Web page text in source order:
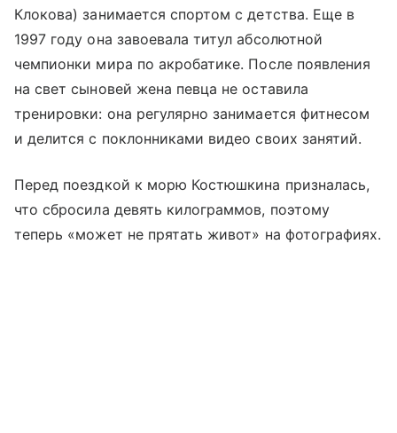
Клокова) занимается спортом с детства. Еще в
1997 году она завоевала титул абсолютной
чемпионки мира по акробатике. После появления
на свет сыновей жена певца не оставила
тренировки: она регулярно занимается фитнесом
и делится с поклонниками видео своих занятий.
Перед поездкой к морю Костюшкина призналась,
что сбросила девять килограммов, поэтому
теперь «может не прятать живот» на фотографиях.